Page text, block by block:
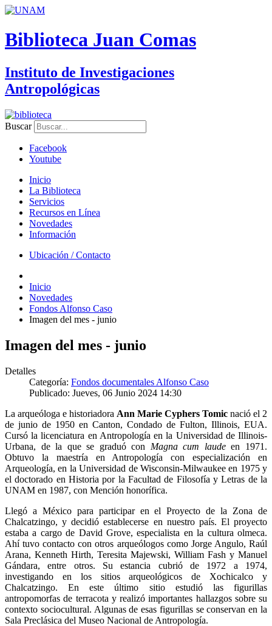
Biblioteca Juan Comas
Instituto de Investigaciones
Antropológicas
Buscar
Facebook
Youtube
Inicio
La Biblioteca
Servicios
Recursos en Línea
Novedades
Información
Ubicación / Contacto
Inicio
Novedades
Fondos Alfonso Caso
Imagen del mes - junio
Imagen del mes - junio
Detalles
Categoría: Fondos documentales Alfonso Caso
Publicado: Jueves, 06 Junio 2024 14:30
La arqueóloga e historiadora Ann Marie Cyphers Tomic nació el 2
de junio de 1950 en Canton, Condado de Fulton, Illinois, EUA.
Cursó la licenciatura en Antropología en la Universidad de Illinois-
Urbana, de la que se graduó con Magna cum laudeen 1971.
Obtuvo la maestría en Antropología con especialización en
Arqueología, en la Universidad de Wisconsin-Milwaukee en 1975 y
el doctorado en Historia por la Facultad de Filosofía y Letras de la
UNAM en 1987, con Mención honorífica.
Llegó a México para participar en el Proyecto de la Zona de
Chalcatzingo, y decidió establecerse en nuestro país. El proyecto
estaba a cargo de David Grove, especialista en la cultura olmeca.
Ahí tuvo contacto con otros arqueólogos como Jorge Angulo, Raúl
Arana, Kenneth Hirth, Teresita Majewski, William Fash y Manuel
Gándara, entre otros. Su estancia cubrió de 1972 a 1974,
investigando en los sitios arqueológicos de Xochicalco y
Chalcatzingo. En este último sitio estudió las figurillas
antropomorfas de terracota y realizó importantes hallazgos sobre su
contexto sociocultural. Algunas de esas figurillas se conservan en la
Sala Preclásica del Museo Nacional de Antropología.